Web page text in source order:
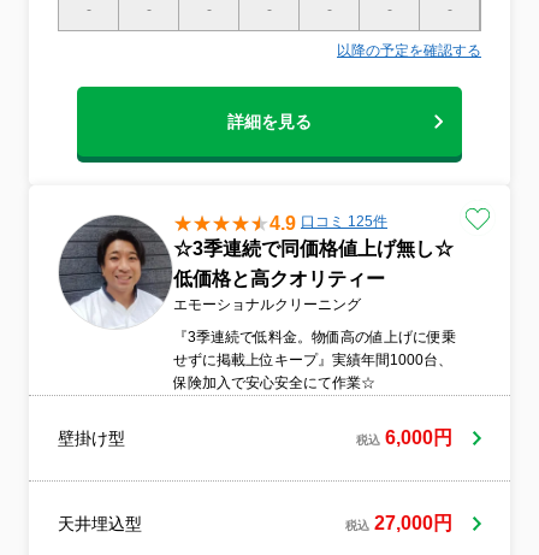
-
-
-
-
-
-
-
以降の予定を確認する
詳細を見る
4.9 口コミ 125件
☆3季連続で同価格値上げ無し☆
低価格と高クオリティー
エモーショナルクリーニング
『3季連続で低料金。物価高の値上げに便乗
せずに掲載上位キープ』実績年間1000台、
保険加入で安心安全にて作業☆
壁掛け型 税込 6,000円
天井埋込型 税込 27,000円